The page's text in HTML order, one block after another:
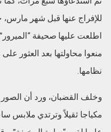
للإفراج عنها قبل شهر
اطلعت عليها صحيفة
منعوا محاولتها بعد العثور
نظامها.
وخلف القضبان، ورد أن
مكياجا ثقيلاً وترتدي ملابس